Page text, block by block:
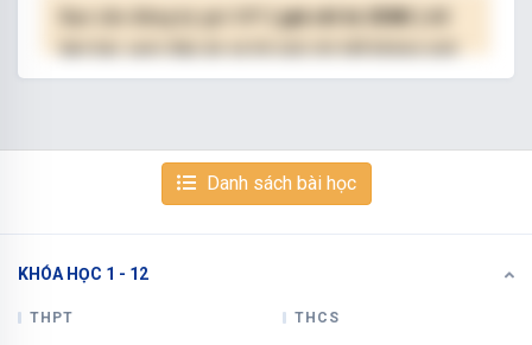
( giá chỉ từ 250K )
làm bài, xem đáp án và lời giải chi tiết không giới
hạn.
Xem tiếp với tài khoản VIP
Còn 4/10 câu hỏi, đáp án và lời giải chi tiết.
Danh sách bài học
KHÓA HỌC 1 - 12
THPT THCS